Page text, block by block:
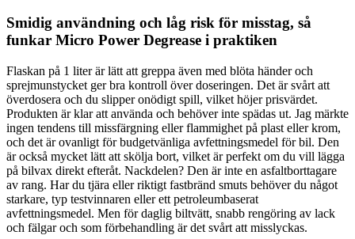
Smidig användning och låg risk för misstag, så
funkar Micro Power Degrease i praktiken
Flaskan på 1 liter är lätt att greppa även med blöta händer och
sprejmunstycket ger bra kontroll över doseringen. Det är svårt att
överdosera och du slipper onödigt spill, vilket höjer prisvärdet.
Produkten är klar att använda och behöver inte spädas ut. Jag märkte
ingen tendens till missfärgning eller flammighet på plast eller krom,
och det är ovanligt för budgetvänliga avfettningsmedel för bil. Den
är också mycket lätt att skölja bort, vilket är perfekt om du vill lägga
på bilvax direkt efteråt. Nackdelen? Den är inte en asfaltborttagare
av rang. Har du tjära eller riktigt fastbränd smuts behöver du något
starkare, typ testvinnaren eller ett petroleumbaserat
avfettningsmedel. Men för daglig biltvätt, snabb rengöring av lack
och fälgar och som förbehandling är det svårt att misslyckas.